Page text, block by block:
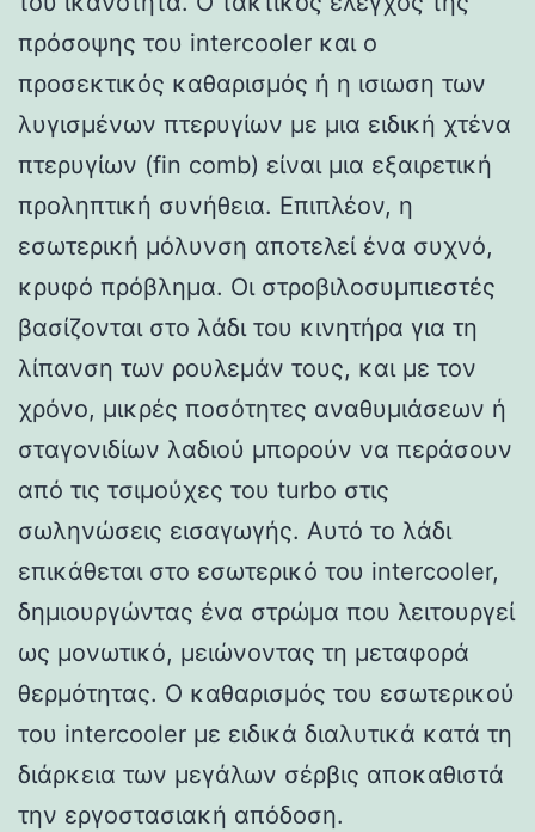
πρόσοψης του intercooler και ο
προσεκτικός καθαρισμός ή η ισιωση των
λυγισμένων πτερυγίων με μια ειδική χτένα
πτερυγίων (fin comb) είναι μια εξαιρετική
προληπτική συνήθεια. Επιπλέον, η
εσωτερική μόλυνση αποτελεί ένα συχνό,
κρυφό πρόβλημα. Οι στροβιλοσυμπιεστές
βασίζονται στο λάδι του κινητήρα για τη
λίπανση των ρουλεμάν τους, και με τον
χρόνο, μικρές ποσότητες αναθυμιάσεων ή
σταγονιδίων λαδιού μπορούν να περάσουν
από τις τσιμούχες του turbo στις
σωληνώσεις εισαγωγής. Αυτό το λάδι
επικάθεται στο εσωτερικό του intercooler,
δημιουργώντας ένα στρώμα που λειτουργεί
ως μονωτικό, μειώνοντας τη μεταφορά
θερμότητας. Ο καθαρισμός του εσωτερικού
του intercooler με ειδικά διαλυτικά κατά τη
διάρκεια των μεγάλων σέρβις αποκαθιστά
την εργοστασιακή απόδοση.